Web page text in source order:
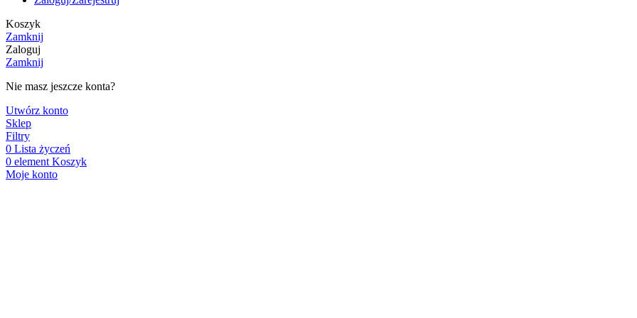
Koszyk
Zamknij
Zaloguj
Zamknij
Nie masz jeszcze konta?
Utwórz konto
Sklep
Filtry
0 Lista życzeń
0 element Koszyk
Moje konto